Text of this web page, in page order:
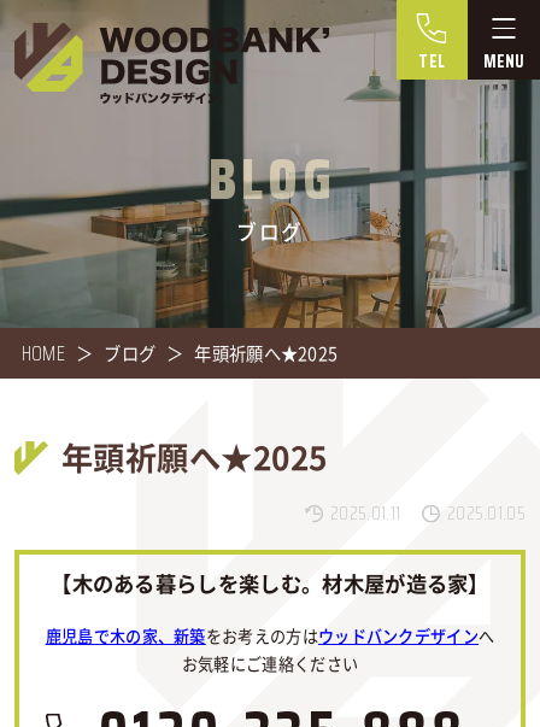
TEL
BLOG
ブログ
HOME ブログ 年頭祈願へ★2025
年頭祈願へ★2025
2025.01.11 2025.01.05
【木のある暮らしを楽しむ。材木屋が造る家】
鹿児島で木の家、新築をお考えの方はウッドバンクデザインへ
お気軽にご連絡ください